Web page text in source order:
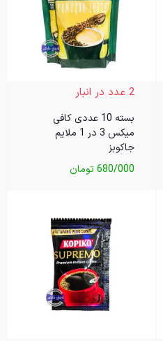
2 عدد در انبار
بسته 10 عددی کافی
میکس 3 در 1 ملایم
جاکوبز
680/000تومان